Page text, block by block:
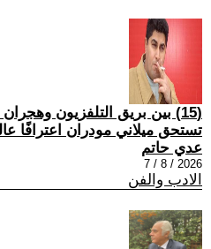
(15) بين بريق التلفزيون وهجران
تستحق ميلاني مودران اعترافًا
عدي حاتم
2026 / 8 / 7
الادب والفن